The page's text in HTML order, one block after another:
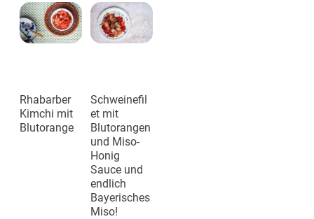
Rhabarber
Kimchi mit
Blutorange
Schweinefil
et mit
Blutorangen
und Miso-
Honig
Sauce und
endlich
Bayerisches
Miso!